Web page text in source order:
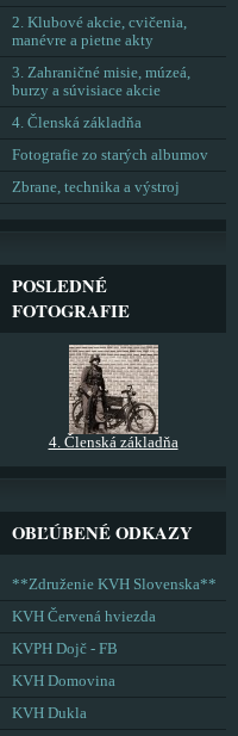
2. Klubové akcie, cvičenia,
manévre a pietne akty
3. Zahraničné misie, múzeá,
burzy a súvisiace akcie
4. Členská základňa
Fotografie zo starých albumov
Zbrane, technika a výstroj
POSLEDNÉ
FOTOGRAFIE
4. Členská základňa
OBĽÚBENÉ ODKAZY
**Združenie KVH Slovenska**
KVH Červená hviezda
KVPH Dojč - FB
KVH Domovina
KVH Dukla